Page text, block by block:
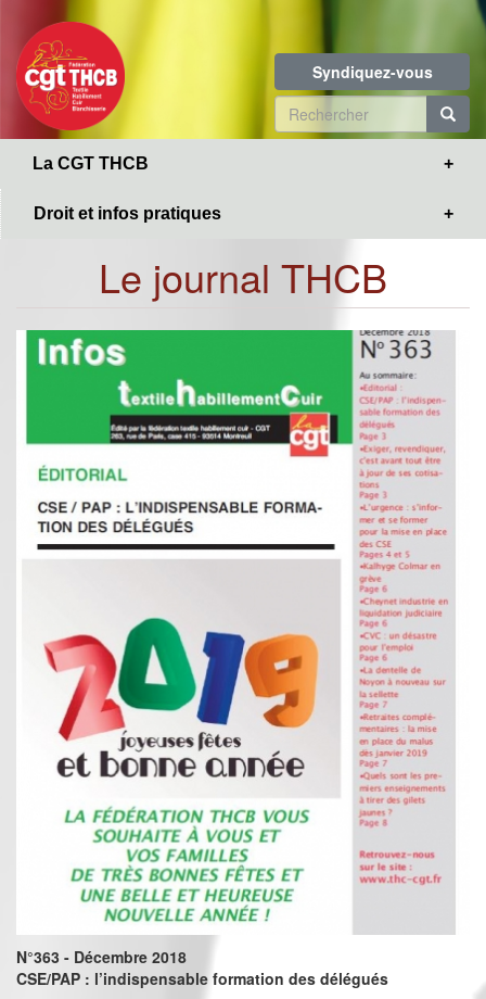
contenu
principal
Syndiquez-vous
Formulaire
de
La CGT THCB
Droit et infos pratiques
Le journal THCB
N°363 - Décembre 2018
CSE/PAP : l’indispensable formation des délégués